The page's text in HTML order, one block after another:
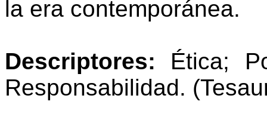
la era contemporánea.
Descriptores: Ética;
Responsabilidad.